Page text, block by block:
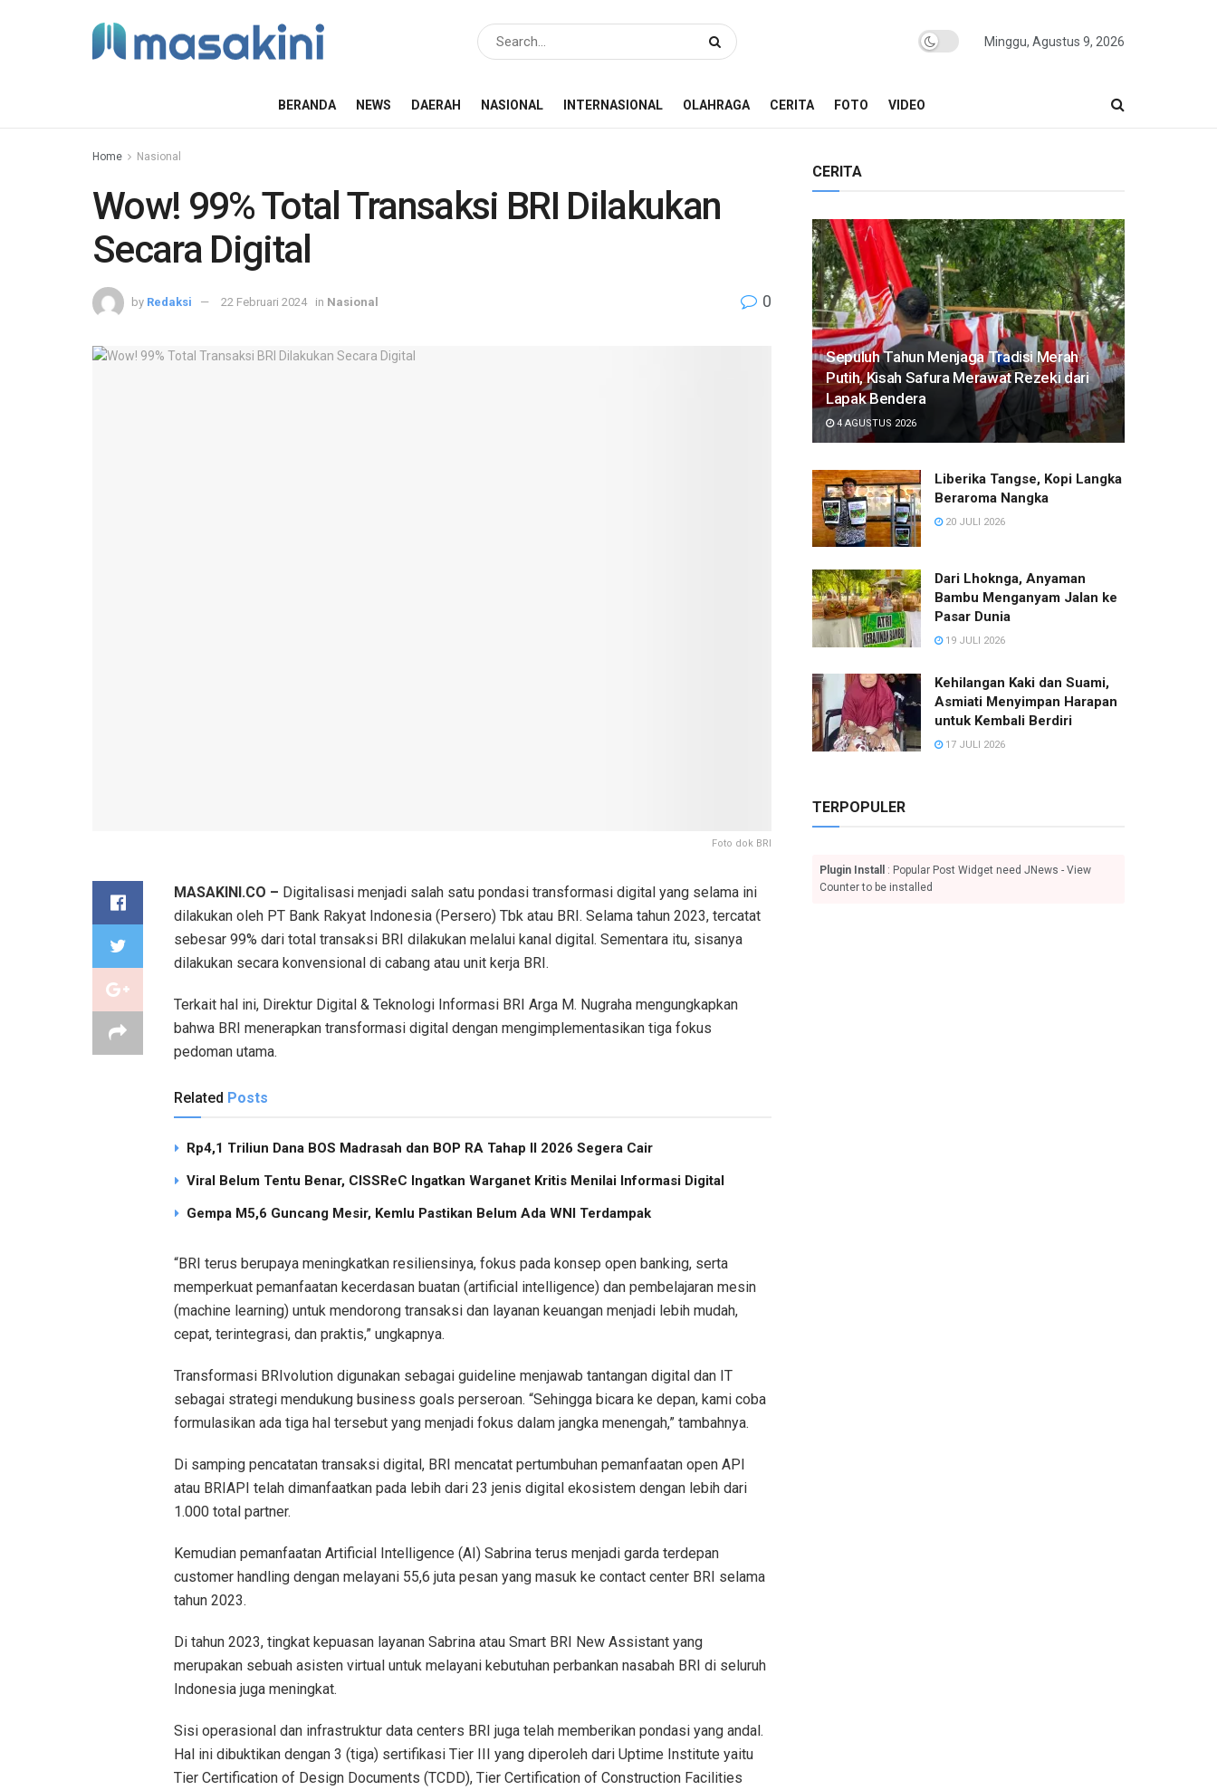
Minggu, Agustus 9, 2026
BERANDA NEWS DAERAH NASIONAL INTERNASIONAL OLAHRAGA CERITA FOTO VIDEO
Home Nasional
Wow! 99% Total Transaksi BRI Dilakukan
Secara Digital
by Redaksi 22 Februari 2024 in Nasional 0
Foto dok BRI
MASAKINI.CO – Digitalisasi menjadi salah satu pondasi transformasi digital yang selama ini
dilakukan oleh PT Bank Rakyat Indonesia (Persero) Tbk atau BRI. Selama tahun 2023, tercatat
sebesar 99% dari total transaksi BRI dilakukan melalui kanal digital. Sementara itu, sisanya
dilakukan secara konvensional di cabang atau unit kerja BRI.
Terkait hal ini, Direktur Digital & Teknologi Informasi BRI Arga M. Nugraha mengungkapkan
bahwa BRI menerapkan transformasi digital dengan mengimplementasikan tiga fokus
pedoman utama.
Related Posts
Rp4,1 Triliun Dana BOS Madrasah dan BOP RA Tahap II 2026 Segera Cair
Viral Belum Tentu Benar, CISSReC Ingatkan Warganet Kritis Menilai Informasi Digital
Gempa M5,6 Guncang Mesir, Kemlu Pastikan Belum Ada WNI Terdampak
“BRI terus berupaya meningkatkan resiliensinya, fokus pada konsep open banking, serta
memperkuat pemanfaatan kecerdasan buatan (artificial intelligence) dan pembelajaran mesin
(machine learning) untuk mendorong transaksi dan layanan keuangan menjadi lebih mudah,
cepat, terintegrasi, dan praktis,” ungkapnya.
Transformasi BRIvolution digunakan sebagai guideline menjawab tantangan digital dan IT
sebagai strategi mendukung business goals perseroan. “Sehingga bicara ke depan, kami coba
formulasikan ada tiga hal tersebut yang menjadi fokus dalam jangka menengah,” tambahnya.
Di samping pencatatan transaksi digital, BRI mencatat pertumbuhan pemanfaatan open API
atau BRIAPI telah dimanfaatkan pada lebih dari 23 jenis digital ekosistem dengan lebih dari
1.000 total partner.
Kemudian pemanfaatan Artificial Intelligence (AI) Sabrina terus menjadi garda terdepan
customer handling dengan melayani 55,6 juta pesan yang masuk ke contact center BRI selama
tahun 2023.
Di tahun 2023, tingkat kepuasan layanan Sabrina atau Smart BRI New Assistant yang
merupakan sebuah asisten virtual untuk melayani kebutuhan perbankan nasabah BRI di seluruh
Indonesia juga meningkat.
Sisi operasional dan infrastruktur data centers BRI juga telah memberikan pondasi yang andal.
Hal ini dibuktikan dengan 3 (tiga) sertifikasi Tier III yang diperoleh dari Uptime Institute yaitu
Tier Certification of Design Documents (TCDD), Tier Certification of Construction Facilities
CERITA
Sepuluh Tahun Menjaga Tradisi Merah
Putih, Kisah Safura Merawat Rezeki dari
Lapak Bendera
4 AGUSTUS 2026
Liberika Tangse, Kopi Langka
Beraroma Nangka
20 JULI 2026
Dari Lhoknga, Anyaman
Bambu Menganyam Jalan ke
Pasar Dunia
19 JULI 2026
Kehilangan Kaki dan Suami,
Asmiati Menyimpan Harapan
untuk Kembali Berdiri
17 JULI 2026
TERPOPULER
Plugin Install
: Popular Post Widget need JNews - View
Counter to be installed